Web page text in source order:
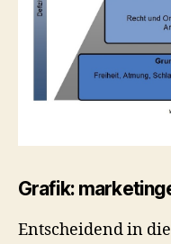
Grafik:
Entscheidend in